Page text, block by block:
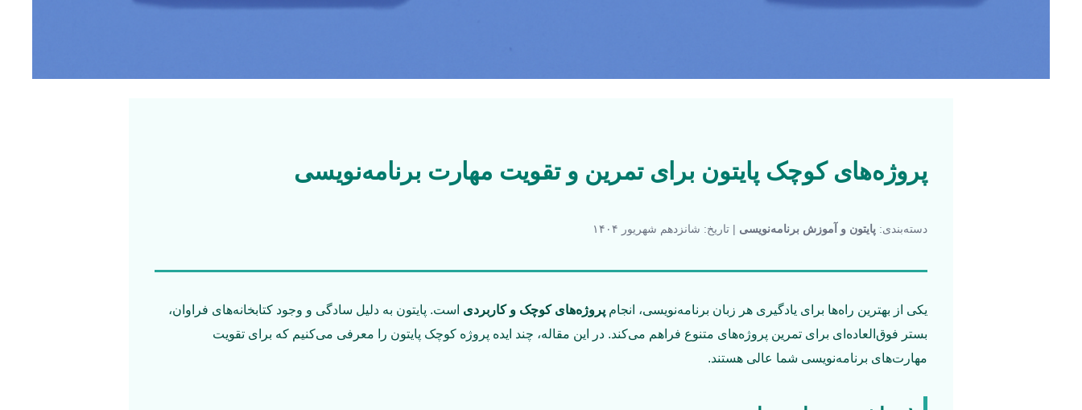
پروژه‌های کوچک پایتون برای تمرین و تقویت مهارت برنامه‌نویسی
دسته‌بندی: پایتون و آموزش برنامه‌نویسی | تاریخ: شانزدهم شهریور ۱۴۰۴
یکی از بهترین راه‌ها برای یادگیری هر زبان برنامه‌نویسی، انجام پروژه‌های کوچک و کاربردی است. پایتون به دلیل سادگی و وجود کتابخانه‌های فراوان،
بستر فوق‌العاده‌ای برای تمرین پروژه‌های متنوع فراهم می‌کند. در این مقاله، چند ایده پروژه کوچک پایتون را معرفی می‌کنیم که برای تقویت
مهارت‌های برنامه‌نویسی شما عالی هستند.